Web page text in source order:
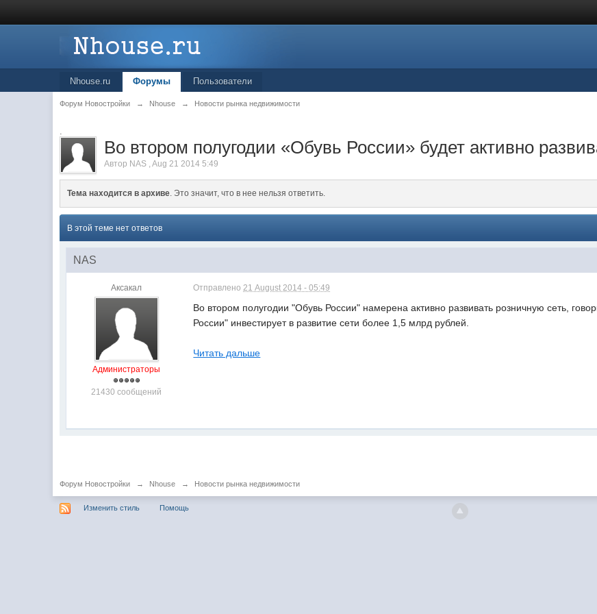
Nhouse.ru Форумы Пользователи
Форум Новостройки → Nhouse → Новости рынка недвижимости
.
Во втором полугодии «Обувь России» будет активно
Автор NAS ,Aug 21 2014 5:49
Тема находится в архиве. Это значит, что в нее нельзя ответить.
В этой теме нет ответов
NAS
Аксакал
Администраторы
21430 сообщений
Отправлено21 August 2014 - 05:49
Во втором полугодии "Обувь России" намерена активно развивать розничную сеть,
России" инвестирует в развитие сети более 1,5 млрд рублей.
Читать дальше
Форум Новостройки → Nhouse → Новости рынка недвижимости
Изменить стиль Помощь